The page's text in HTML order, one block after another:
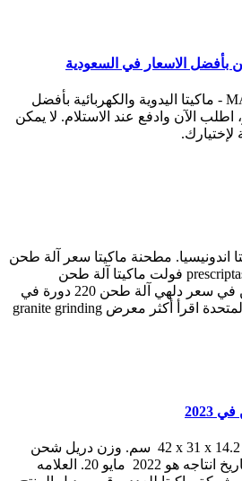
ماكيتا. عدد وأدوات MAKITA - ماكيتا اليدوية والكهربائية بأفضل
الآن وادفع عند الاستلام. لا يمكن
لإختيارك.
اندونيسيا. مطحنة ماكيتا سعر آلة طحن
220 فولت بوش prescriptassist 4 220 فولت ماكيتا آلة طحن
pmpnord eu بوش آلة طحن في سعر دلهي آلة طحن 220 دورة في
الدقيقة 940 و 12 الولايات المتحدة اقرأ أكثر معرض granite grinding
ابعاد دريل شحن ماكيتا هي ‎ 42 x 31 x 14.2 سم. وزن دريل شحن
ماكيتا هو 5.44 كيلو جرام. تاريخ انتاجه هو ‎ 2022 مايو 20. العلامه